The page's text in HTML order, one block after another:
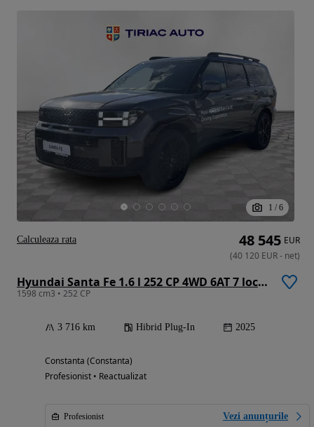
1 / 6
Hyundai Santa Fe 1.6 l 252 CP 4WD 6AT 7 locuri PHEV Calligraphy
1598 cm3 • 252 CP
3 716 km Hibrid Plug-In 2025
Constanta (Constanta)
Profesionist • Reactualizat
Profesionist Vezi anunțurile
48 545 EUR
(40 120 EUR- net)
Calculeaza rata